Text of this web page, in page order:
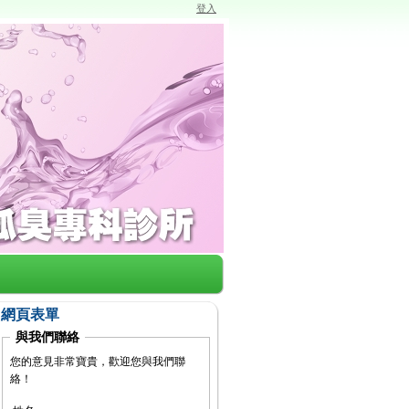
登入
網頁表單
與我們聯絡
您的意見非常寶貴，歡迎您與我們聯
絡！